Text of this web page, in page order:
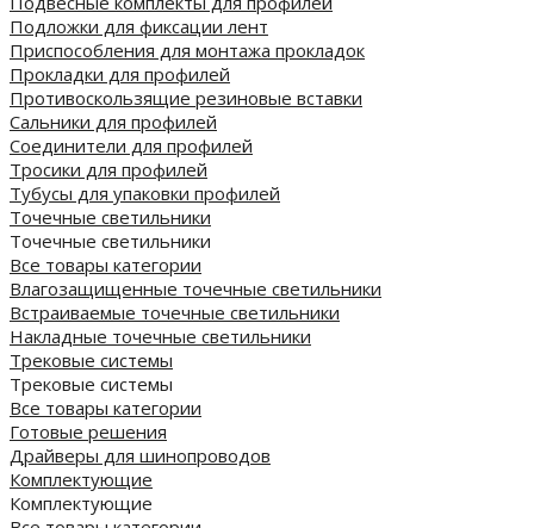
Подложки для фиксации лент
Приспособления для монтажа прокладок
Прокладки для профилей
Противоскользящие резиновые вставки
Сальники для профилей
Соединители для профилей
Тросики для профилей
Тубусы для упаковки профилей
Точечные светильники
Точечные светильники
Все товары категории
Влагозащищенные точечные светильники
Встраиваемые точечные светильники
Накладные точечные светильники
Трековые системы
Трековые системы
Все товары категории
Готовые решения
Драйверы для шинопроводов
Комплектующие
Комплектующие